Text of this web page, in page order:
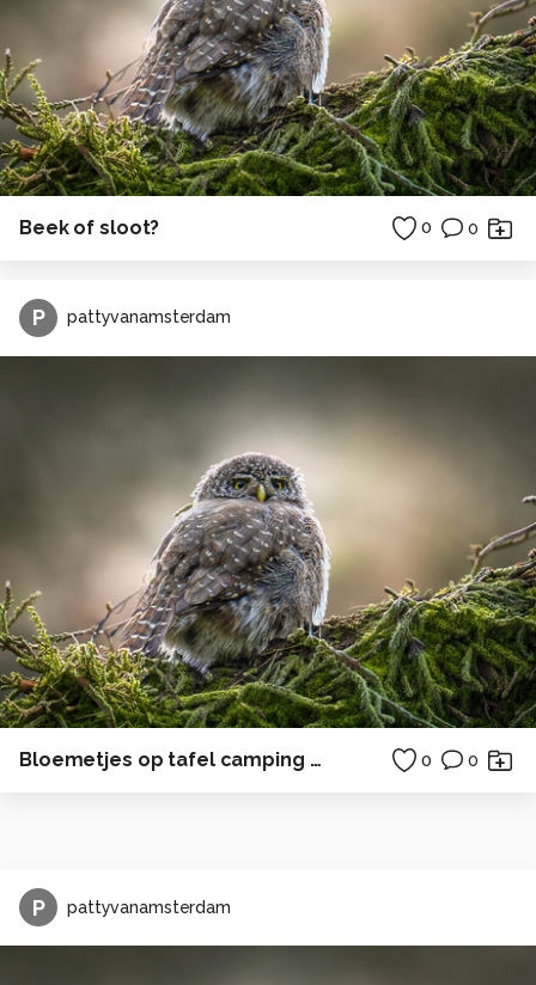
Beek of sloot? 0 0
P pattyvanamsterdam
Bloemetjes op tafel camping zonsondergang 0 0
P pattyvanamsterdam